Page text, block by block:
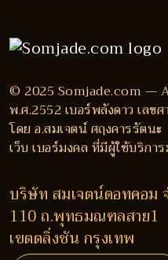
© 2025 Somjade.com —
พ.ศ.2552 เบอร์พลังดาว เลข
โดย อ.สมเจตน์ ศฤงคารรัตนะ
เว็บ เบอร์มงคล ที่มีผู้ใช้บริกา
บริษัท สมเจตน์ดอทคอม
110 ถ.พุทธมณฑลสาย1
เขตตลิ่งชัน กรุงเทพ